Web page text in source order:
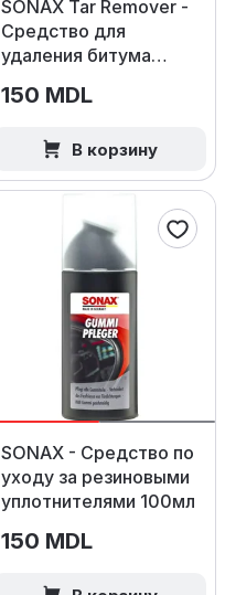
SONAX Tar Remover -
Средство для
удаления битума
150 MDL
В корзину
SONAX - Средство по
уходу за резиновыми
уплотнителями 100мл
150 MDL